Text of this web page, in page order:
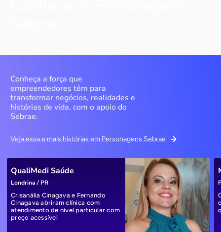
Conheça a força que
empreendedores têm para
transformar negócios, realidades e
histórias de vida, com o apoio do
Sebrae.
Veja essa e mais histórias em Personagens Sebrae
QualiMedi Saúde
Londrina / PR
Crisanália Cinagava e Fernando
Cinagava abriram clínica com
atendimento de nível particular com
preço acessível